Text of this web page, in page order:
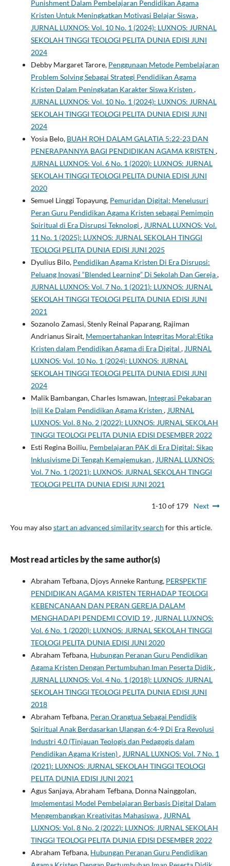
Punishment Dalam Pembelajaran Pendidikan Agama
Kristen Untuk Meningkatkan Motivasi Belajar Siswa,
JURNAL LUXNOS: Vol. 10 No. 1 (2024): LUXNOS: JURNAL
SEKOLAH TINGGI TEOLOGI PELITA DUNIA EDISI JUNI
2024
Debby Margaret Tarore, Penggunaan Metode Pembelajaran
Problem Solving Sebagai Strategi Pendidikan Agama
Kristen Dalam Peningkatan Karakter Siswa Kristen ,
JURNAL LUXNOS: Vol. 10 No. 1 (2024): LUXNOS: JURNAL
SEKOLAH TINGGI TEOLOGI PELITA DUNIA EDISI JUNI
2024
Yosia Belo, BUAH ROH DALAM GALATIA 5:22-23 DAN
PENERAPANNYA BAGI PENDIDIKAN AGAMA KRISTEN ,
JURNAL LUXNOS: Vol. 6 No. 1 (2020): LUXNOS: JURNAL
SEKOLAH TINGGI TEOLOGI PELITA DUNIA EDISI JUNI
2020
Semuel Linggi Topayung, Pemuridan Digital: Menelusuri
Peran Guru Pendidikan Agama Kristen sebagai Pemimpin
Spiritual di Era Disrupsi Teknologi , JURNAL LUXNOS: Vol.
11 No. 1 (2025): LUXNOS: JURNAL SEKOLAH TINGGI
TEOLOGI PELITA DUNIA EDISI JUNI 2025
Dyulius Bilo, Pendidikan Agama Kristen Di Era Disrupsi:
Peluang Inovasi “Blended Learning” Di Sekolah Dan Gereja,
JURNAL LUXNOS: Vol. 7 No. 1 (2021): LUXNOS: JURNAL
SEKOLAH TINGGI TEOLOGI PELITA DUNIA EDISI JUNI
2021
Sozanolo Zamasi, Stenly Reinal Paparang, Rajiman
Andrianus Sirait, Mempertahankan Integritas Moral:Etika
Kristen dalam Pendidikan Agama di Era Digital , JURNAL
LUXNOS: Vol. 10 No. 1 (2024): LUXNOS: JURNAL
SEKOLAH TINGGI TEOLOGI PELITA DUNIA EDISI JUNI
2024
Malik Bambangan, Charles Ismawan, Integrasi Pekabaran
Injil Ke Dalam Pendidikan Agama Kristen , JURNAL
LUXNOS: Vol. 8 No. 2 (2022): LUXNOS: JURNAL SEKOLAH
TINGGI TEOLOGI PELITA DUNIA EDISI DESEMBER 2022
Esti Regina Boiliu, Pembelajaran PAK di Era Digital: Sikap
Inklusivisme Di Tengah Kemajemukan , JURNAL LUXNOS:
Vol. 7 No. 1 (2021): LUXNOS: JURNAL SEKOLAH TINGGI
TEOLOGI PELITA DUNIA EDISI JUNI 2021
1-10 of 179 Next
You may alsostart an advanced similarity search for this article.
Most read articles by the same author(s)
Abraham Tefbana, Djoys Anneke Rantung, PERSPEKTIF
PENDIDIKAN AGAMA KRISTEN TERHADAP TEOLOGI
KEBENCANAAN DAN PERAN GEREJA DALAM
MENGHADAPI PENDEMI COVID 19, JURNAL LUXNOS:
Vol. 6 No. 1 (2020): LUXNOS: JURNAL SEKOLAH TINGGI
TEOLOGI PELITA DUNIA EDISI JUNI 2020
Abraham Tefbana, Hubungan Peranan Guru Pendidikan
Agama Kristen Dengan Pertumbuhan Iman Peserta Didik,
JURNAL LUXNOS: Vol. 4 No. 1 (2018): LUXNOS: JURNAL
SEKOLAH TINGGI TEOLOGI PELITA DUNIA EDISI JUNI
2018
Abraham Tefbana, Peran Orangtua Sebagai Pendidik
Spiritual Anak Berdasarkan Ulangan 6:4-9 Di Era Revolusi
Industri 4.0 (Tinjauan Teologis dan Pedagogis dalam
Pendidikan Agama Kristen), JURNAL LUXNOS: Vol. 7 No. 1
(2021): LUXNOS: JURNAL SEKOLAH TINGGI TEOLOGI
PELITA DUNIA EDISI JUNI 2021
Agus Sanjaya, Abraham Tefbana, Donna Nainggolan,
Implementasi Model Pembelajaran Berbasis Digital Dalam
Mengembangkan Kreativitas Mahasiswa, JURNAL
LUXNOS: Vol. 8 No. 2 (2022): LUXNOS: JURNAL SEKOLAH
TINGGI TEOLOGI PELITA DUNIA EDISI DESEMBER 2022
Abraham Tefbana, Hubungan Peranan Guru Pendidikan